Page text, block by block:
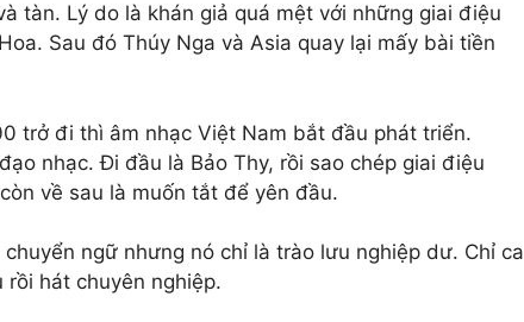
tàn. Lý do là khán giả quá mệt với những giai điệu
Sau đó Thúy Nga và Asia quay lại mấy bài tiền
trở đi thì âm nhạc Việt Nam bắt đầu phát triển.
nhạc. Đi đầu là Bảo Thy, rồi sao chép giai điệu
về sau là muốn tắt để yên đầu.
ngữ nhưng nó chỉ là trào lưu nghiệp dư. Chỉ ca
hát chuyên nghiệp.